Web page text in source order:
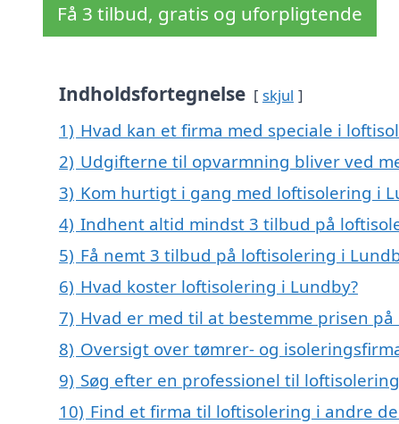
Få 3 tilbud, gratis og uforpligtende
Indholdsfortegnelse skjul
1) Hvad kan et firma med speciale i
2) Udgifterne til opvarmning bliver ved
3) Kom hurtigt i gang med loftisolering i
4) Indhent altid mindst 3 tilbud på
5) Få nemt 3 tilbud på loftisolering i
6) Hvad koster loftisolering i Lundby?
7) Hvad er med til at bestemme prisen
8) Oversigt over tømrer- og
9) Søg efter en professionel til
10) Find et firma til loftisolering i andre